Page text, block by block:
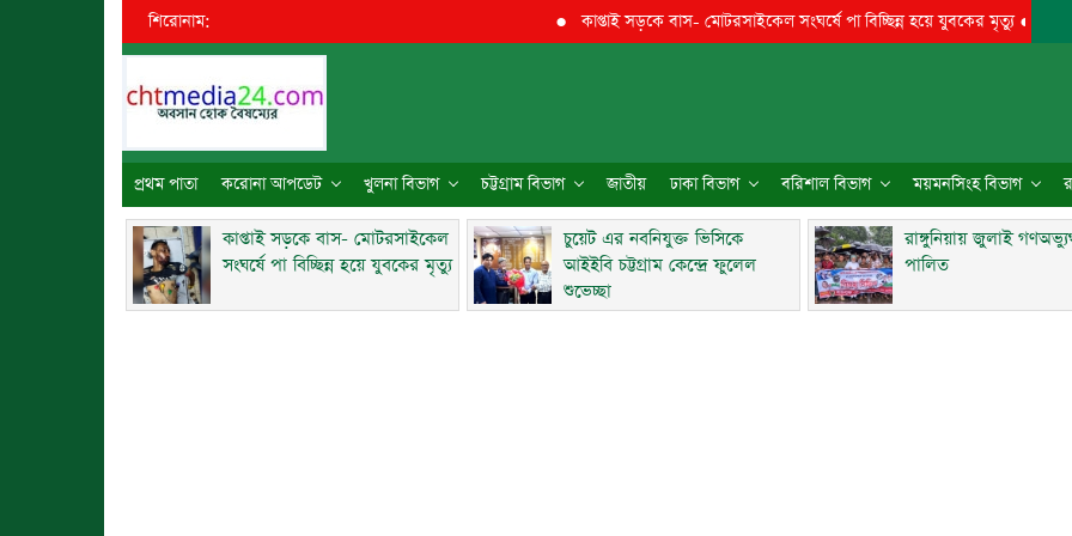
শিরোনাম: কাপ্তাই সড়কে বাস- মোটরসাইকেল সংঘর্ষে পা বিচ্ছিন্ন হয়ে যুবকের মৃত্যু●চুয়েট এর
প্রথম পাতা করোনা আপডেট খুলনা বিভাগ চট্টগ্রাম বিভাগ জাতীয় ঢাকা বিভাগ বরিশাল বিভাগ ময়মনসিংহ বিভাগ
কাপ্তাই সড়কে বাস- মোটরসাইকেল
সংঘর্ষে পা বিচ্ছিন্ন হয়ে যুবকের মৃত্যু
চুয়েট এর নবনিযুক্ত ভিসিকে
আইইবি চট্টগ্রাম কেন্দ্রে ফুলেল
শুভেচ্ছা
রাঙ্গুনিয়ায় জুলাই
পালিত